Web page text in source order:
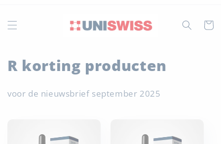
C
l
R korting producten
voor de nieuwsbrief september 2025